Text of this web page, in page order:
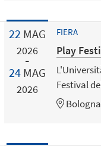
22 MAG
2026
24 MAG
2026
FIERA
Play
Festival
Bologna